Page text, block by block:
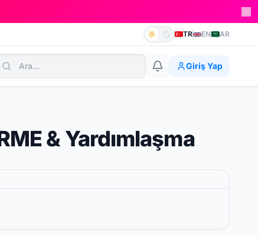
TR EN AR
Giriş Yap
& Yardımlaşma